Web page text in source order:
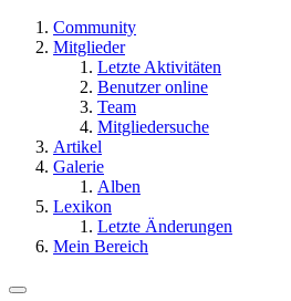
Community
Mitglieder
Letzte Aktivitäten
Benutzer online
Team
Mitgliedersuche
Artikel
Galerie
Alben
Lexikon
Letzte Änderungen
Mein Bereich